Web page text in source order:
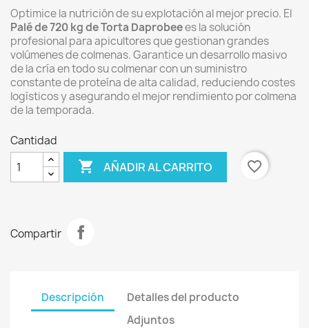
Optimice la nutrición de su explotación al mejor precio. El
Palé de 720 kg de Torta Daprobeees la solución
profesional para apicultores que gestionan grandes
volúmenes de colmenas. Garantice un desarrollo masivo
de la cría en todo su colmenar con un suministro
constante de proteína de alta calidad, reduciendo costes
logísticos y asegurando el mejor rendimiento por colmena
de la temporada.
Cantidad
 AÑADIR AL CARRITO favorite_border
Compartir
Descripción
Detalles del producto
Adjuntos